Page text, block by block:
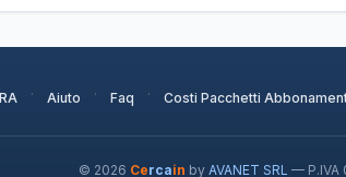
· Aiuto · Faq · Costi Pacchetti
© 2026 Cercain by AVANET SRL — P.IVA